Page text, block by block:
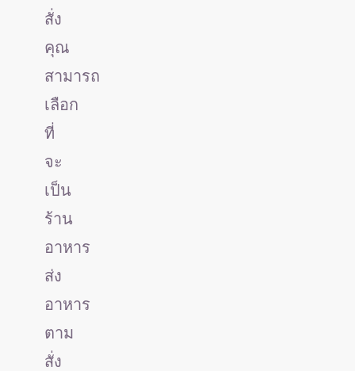
สั่ง
คุณ
สามารถ
เลือก
ที่
จะ
เป็น
ร้าน
อาหาร
ส่ง
อาหาร
ตาม
สั่ง